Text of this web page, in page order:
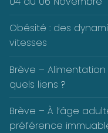
Obésité : des
vitesses
Brève –
quels liens ?
Brève – À l’âge
préférence